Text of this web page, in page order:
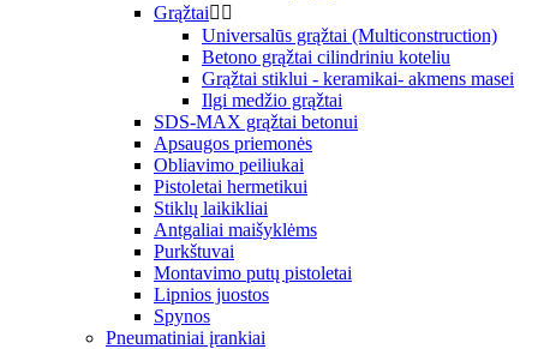
Grąžtai 
Universalūs grąžtai (Multiconstruction)
Betono grąžtai cilindriniu koteliu
Grąžtai stiklui - keramikai- akmens masei
Ilgi medžio grąžtai
SDS-MAX grąžtai betonui
Apsaugos priemonės
Obliavimo peiliukai
Pistoletai hermetikui
Stiklų laikikliai
Antgaliai maišyklėms
Purkštuvai
Montavimo putų pistoletai
Lipnios juostos
Spynos
Pneumatiniai įrankiai